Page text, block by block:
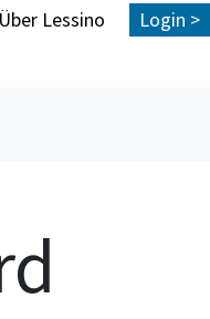
Über Lessino Login >